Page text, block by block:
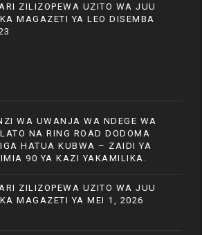
ZILIZOPEWA UZITO WA JUU
MAGAZETI YA LEO DISEMBA
WA UWANJA WA NDEGE WA
NA RING ROAD DODOMA
HATUA KUBWA – ZAIDI YA
90 YA KAZI YAKAMILIKA.
ZILIZOPEWA UZITO WA JUU
MAGAZETI YA MEI 1, 2026